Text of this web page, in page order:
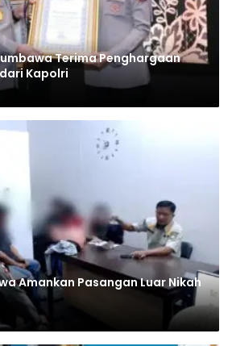
Terima Penghargaan
Kapolri
Amankan Pasangan Luar Nikah